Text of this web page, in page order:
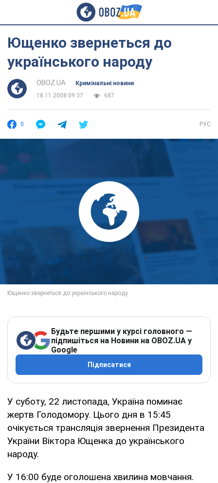
Ющенко звернеться до
українського народу
OBOZ.UA
Кримінальні новини
18.11.2008 09:37
687
0 РУС
Будьте першими у курсі головного —
підпишіться на Новини на OBOZ.UA у
Google
Підписатися
У суботу, 22 листопада, Україна поминає
жертв Голодомору. Цього дня в 15:45
очікується трансляція звернення Президента
України Віктора Ющенка до українського
народу.
У 16:00 буде оголошена хвилина мовчання.